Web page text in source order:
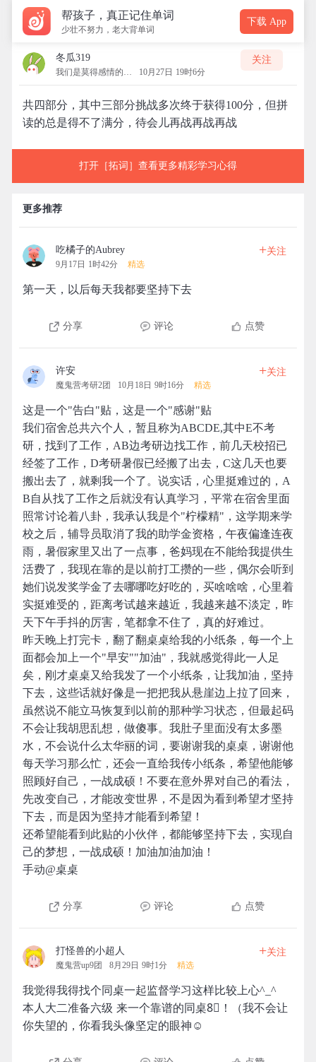
帮孩子，真正记住单词
少壮不努力，老大背单词
下载 App
冬瓜319
我们是莫得感情的机器 10月27日 19时6分
关注
共四部分，其中三部分挑战多次终于获得100分，但拼
读的总是得不了满分，待会儿再战再战再战
打开［拓词］查看更多精彩学习心得
更多推荐
吃橘子的Aubrey
9月17日 1时42分 精选
+关注
第一天，以后每天我都要坚持下去
分享 评论 点赞
许安
魔鬼营考研2团 10月18日 9时16分 精选
+关注
这是一个"告白"贴，这是一个"感谢"贴
我们宿舍总共六个人，暂且称为ABCDE,其中E不考
研，找到了工作，AB边考研边找工作，前几天校招已
经签了工作，D考研暑假已经搬了出去，C这几天也要
搬出去了，就剩我一个了。说实话，心里挺难过的，A
B自从找了工作之后就没有认真学习，平常在宿舍里面
照常讨论着八卦，我承认我是个"柠檬精"，这学期来学
校之后，辅导员取消了我的助学金资格，午夜偏逢连夜
雨，暑假家里又出了一点事，爸妈现在不能给我提供生
活费了，我现在靠的是以前打工攒的一些，偶尔会听到
她们说发奖学金了去哪哪吃好吃的，买啥啥啥，心里着
实挺难受的，距离考试越来越近，我越来越不淡定，昨
天下午手抖的厉害，笔都拿不住了，真的好难过。
昨天晚上打完卡，翻了翻桌桌给我的小纸条，每一个上
面都会加上一个"早安""加油"，我就感觉得此一人足
矣，刚才桌桌又给我发了一个小纸条，让我加油，坚持
下去，这些话就好像是一把把我从悬崖边上拉了回来，
虽然说不能立马恢复到以前的那种学习状态，但最起码
不会让我胡思乱想，做傻事。我肚子里面没有太多墨
水，不会说什么太华丽的词，要谢谢我的桌桌，谢谢他
每天学习那么忙，还会一直给我传小纸条，希望他能够
照顾好自己，一战成硕！不要在意外界对自己的看法，
先改变自己，才能改变世界，不是因为看到希望才坚持
下去，而是因为坚持才能看到希望！
还希望能看到此贴的小伙伴，都能够坚持下去，实现自
己的梦想，一战成硕！加油加油加油！
手动@桌桌
分享 评论 点赞
打怪兽的小超人
魔鬼营up9团 8月29日 9时1分 精选
+关注
我觉得我得找个同桌一起监督学习这样比较上心^_^
本人大二准备六级 来一个靠谱的同桌8⃣️！（我不会让
你失望的，你看我头像坚定的眼神☺️